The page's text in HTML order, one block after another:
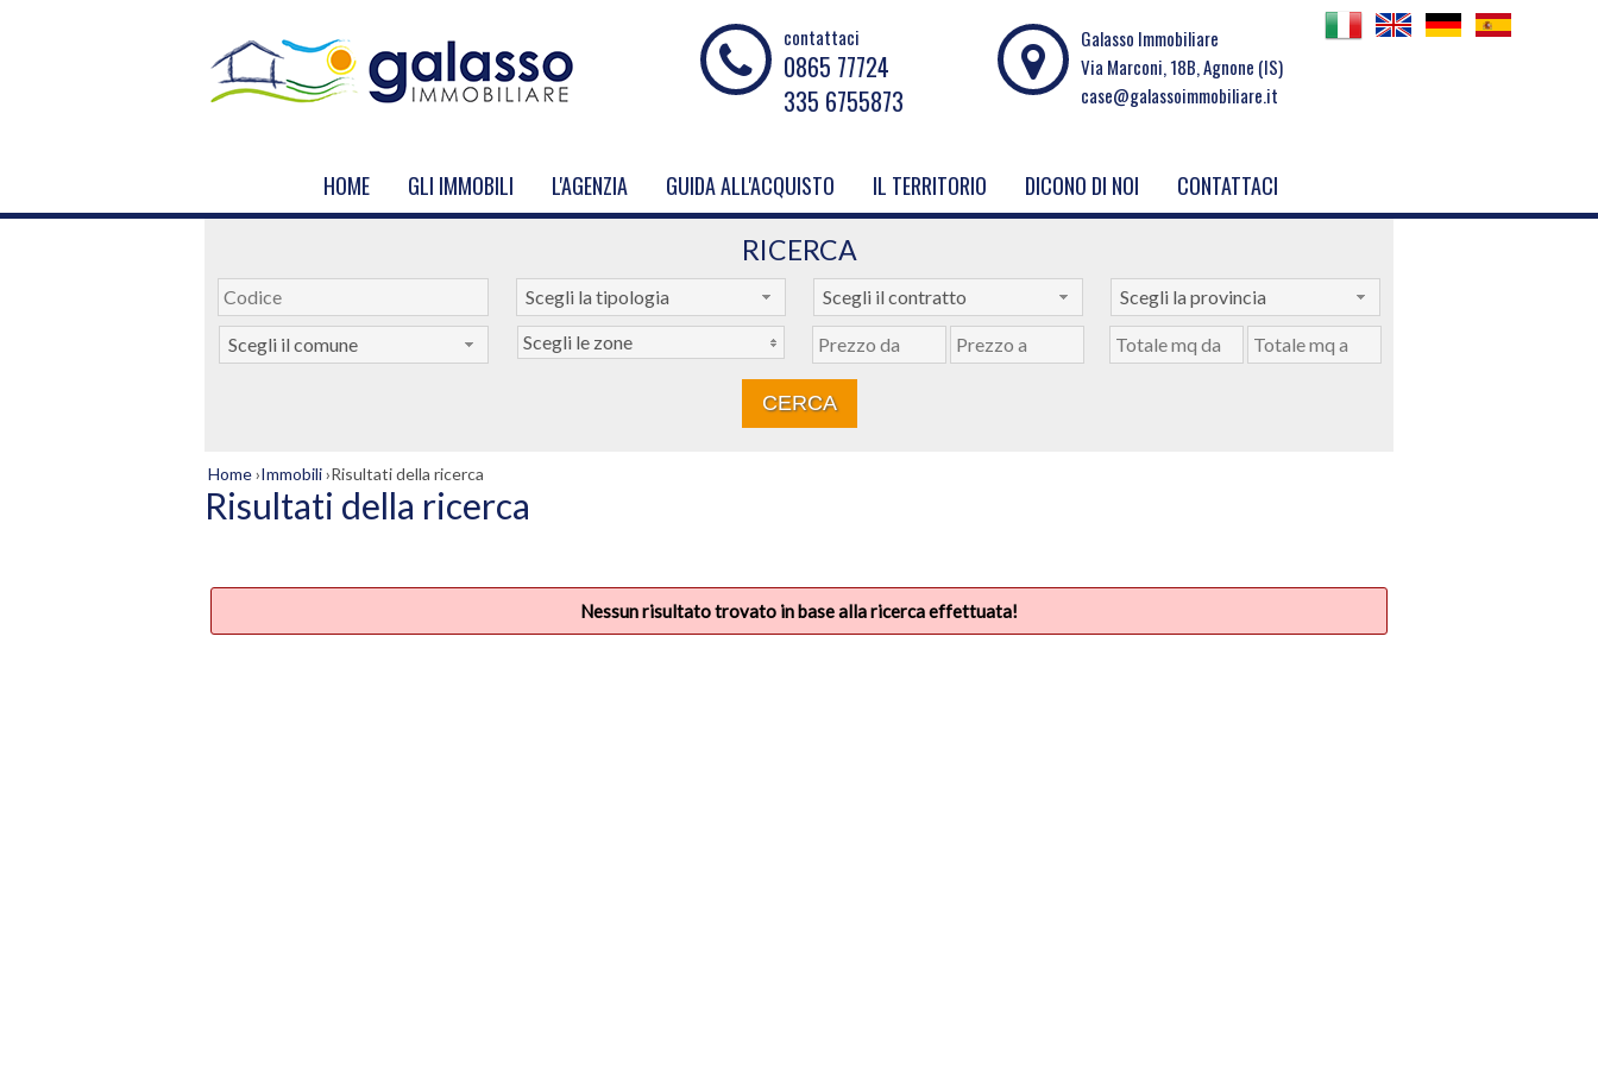
contattaci
0865 77724
335 6755873
Galasso Immobiliare
Via Marconi, 18B, Agnone (IS)
case@galassoimmobiliare.it
HOME GLI IMMOBILI L'AGENZIA GUIDA ALL'ACQUISTO IL TERRITORIO DICONO DI NOI CONTATTACI
RICERCA
Scegli la tipologia Scegli il contratto Scegli la provincia
Scegli il comune Scegli le zone
Home›Immobili›Risultati della ricerca
Risultati della ricerca
Nessun risultato trovato in base alla ricerca effettuata!